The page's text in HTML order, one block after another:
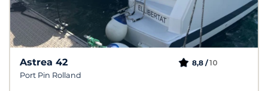
Astrea 42
Port Pin Rolland
8,8 /10